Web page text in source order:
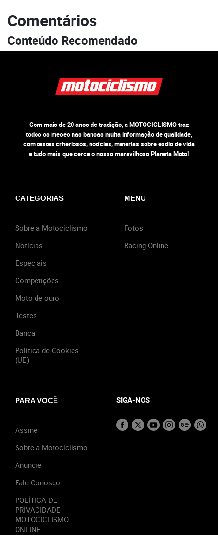
Comentários
Conteúdo Recomendado
Com mais de 20 anos de tradição, a MOTOCICLISMO traz
todos os meses nas bancas muita informação de qualidade,
com testes criteriosos, notícias, matérias sobre estilo de vida
e tudo mais que cerca o nosso maravilhoso Planeta Moto!
CATEGORIAS
Sobre a Motociclismo
Notícias
Especiais
Competições
Moto de ouro
Testes
Banca
Política de Cookies
(UE)
MENU
Fotos
Racing Online
PARA VOCÊ
Assine
Sobre a Motociclismo
Anuncie
Fale Conosco
POLÍTICA DE
PRIVACIDADE –
MOTOCICLISMO
ONLINE
SIGA-NOS